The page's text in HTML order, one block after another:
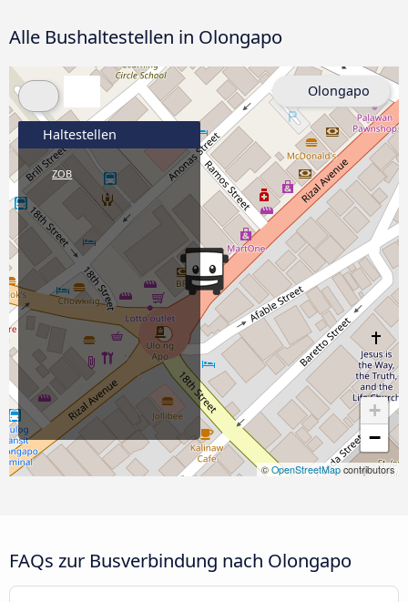
Alle Bushaltestellen in Olongapo
+
−
© OpenStreetMap contributors
Haltestellen
ZOB
Olongapo
FAQs zur Busverbindung nach Olongapo